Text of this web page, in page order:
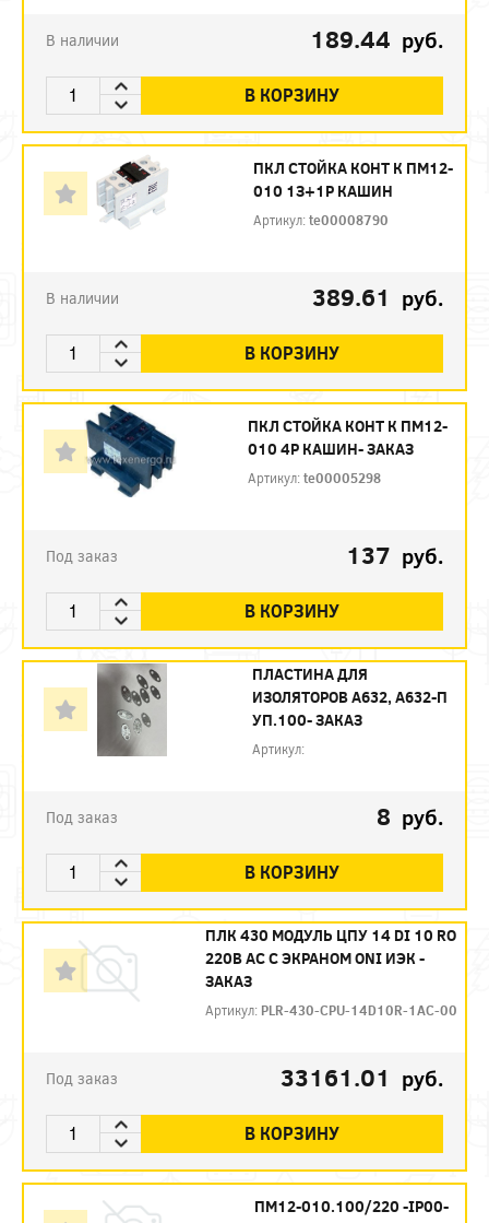
В наличии 189.44 руб.
В КОРЗИНУ
ПКЛ СТОЙКА КОНТ К ПМ12-
010 1З+1Р КАШИН
Артикул:te00008790
В наличии 389.61 руб.
В КОРЗИНУ
ПКЛ СТОЙКА КОНТ К ПМ12-
010 4Р КАШИН- ЗАКАЗ
Артикул:te00005298
Под заказ 137 руб.
В КОРЗИНУ
ПЛАСТИНА ДЛЯ
ИЗОЛЯТОРОВ А632, А632-П
УП.100- ЗАКАЗ
Артикул:
Под заказ 8 руб.
В КОРЗИНУ
ПЛК 430 МОДУЛЬ ЦПУ 14 DI 10 RO
220В AC С ЭКРАНОМ ONI ИЭК -
ЗАКАЗ
Артикул: PLR-430-CPU-14D10R-1AC-00
Под заказ 33161.01 руб.
В КОРЗИНУ
ПМ12-010.100/220 -IP00-